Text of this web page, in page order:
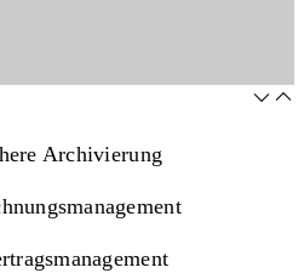
Archivierung